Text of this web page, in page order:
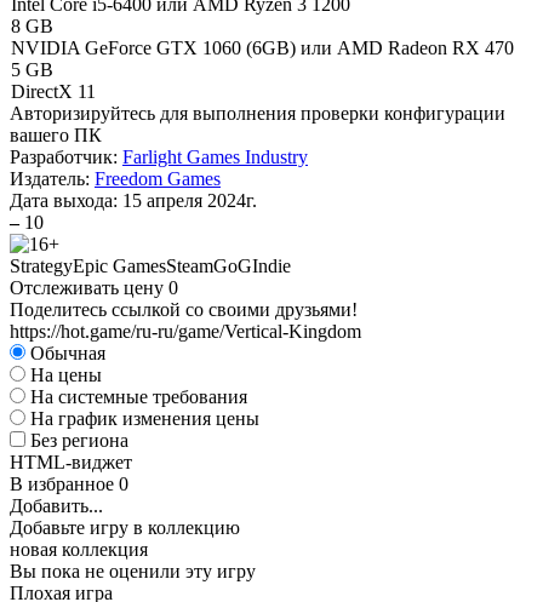
Intel Core i5-6400 или AMD Ryzen 3 1200
8 GB
NVIDIA GeForce GTX 1060 (6GB) или AMD Radeon RX 470
5 GB
DirectX 11
Авторизируйтесь для выполнения проверки конфигурации
вашего ПК
Разработчик: Farlight Games Industry
Издатель: Freedom Games
Дата выхода: 15 апреля 2024г.
– 10
StrategyEpic GamesSteamGoGIndie
Отслеживать цену 0
Поделитесь ссылкой со своими друзьями!
https://hot.game/ru-ru/game/Vertical-Kingdom
Обычная
На цены
На системные требования
На график изменения цены
Без региона
HTML-виджет
В избранное 0
Добавить...
Добавьте игру в коллекцию
новая коллекция
Вы пока не оценили эту игру
Плохая игра